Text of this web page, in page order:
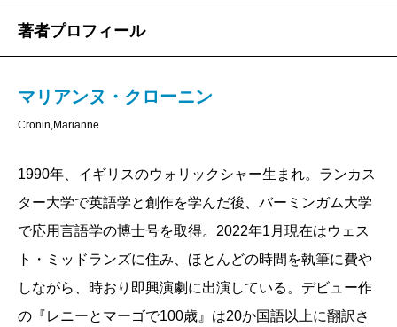
戻れることを願いつつ、創意工夫しながら全力を注ぎ
「死」と同じく、「ターミナル」という言葉が、全体
を貫くキーワードの一つになっている。冒頭、スーツ
▼Harper's Bazaar, UK ハーパーズ・バザー
英国版
き続ける道を見つけようとする意志にあふれた美しい
デビュー作。友情を称え、困難の中に意味を見出し、
読者を暗い世界で探検させながら、常に光の可能性を
与えてくれる。レニーとマーゴは、私たちを春の旅立
ちに誘ってくれる素晴らしい伴侶だ。
著者プロフィール
マリアンヌ・クローニン
Cronin,Marianne
1990年、イギリスのウォリックシャー生まれ。ランカス
ター大学で英語学と創作を学んだ後、バーミンガム大学
で応用言語学の博士号を取得。2022年1月現在はウェス
ト・ミッドランズに住み、ほとんどの時間を執筆に費や
しながら、時おり即興演劇に出演している。デビュー作
の『レニーとマーゴで100歳』は20か国語以上に翻訳さ